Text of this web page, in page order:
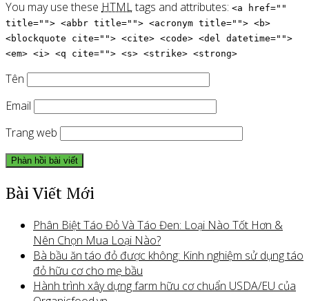
You may use these HTMLtags and attributes: <a href=""
title=""> <abbr title=""> <acronym title=""> <b>
<blockquote cite=""> <cite> <code> <del datetime="">
<em> <i> <q cite=""> <s> <strike> <strong>
Tên
Email
Trang web
Bài Viết Mới
Phân Biệt Táo Đỏ Và Táo Đen: Loại Nào Tốt Hơn &
Nên Chọn Mua Loại Nào?
Bà bầu ăn táo đỏ được không: Kinh nghiệm sử dụng táo
đỏ hữu cơ cho mẹ bầu
Hành trình xây dựng farm hữu cơ chuẩn USDA/EU của